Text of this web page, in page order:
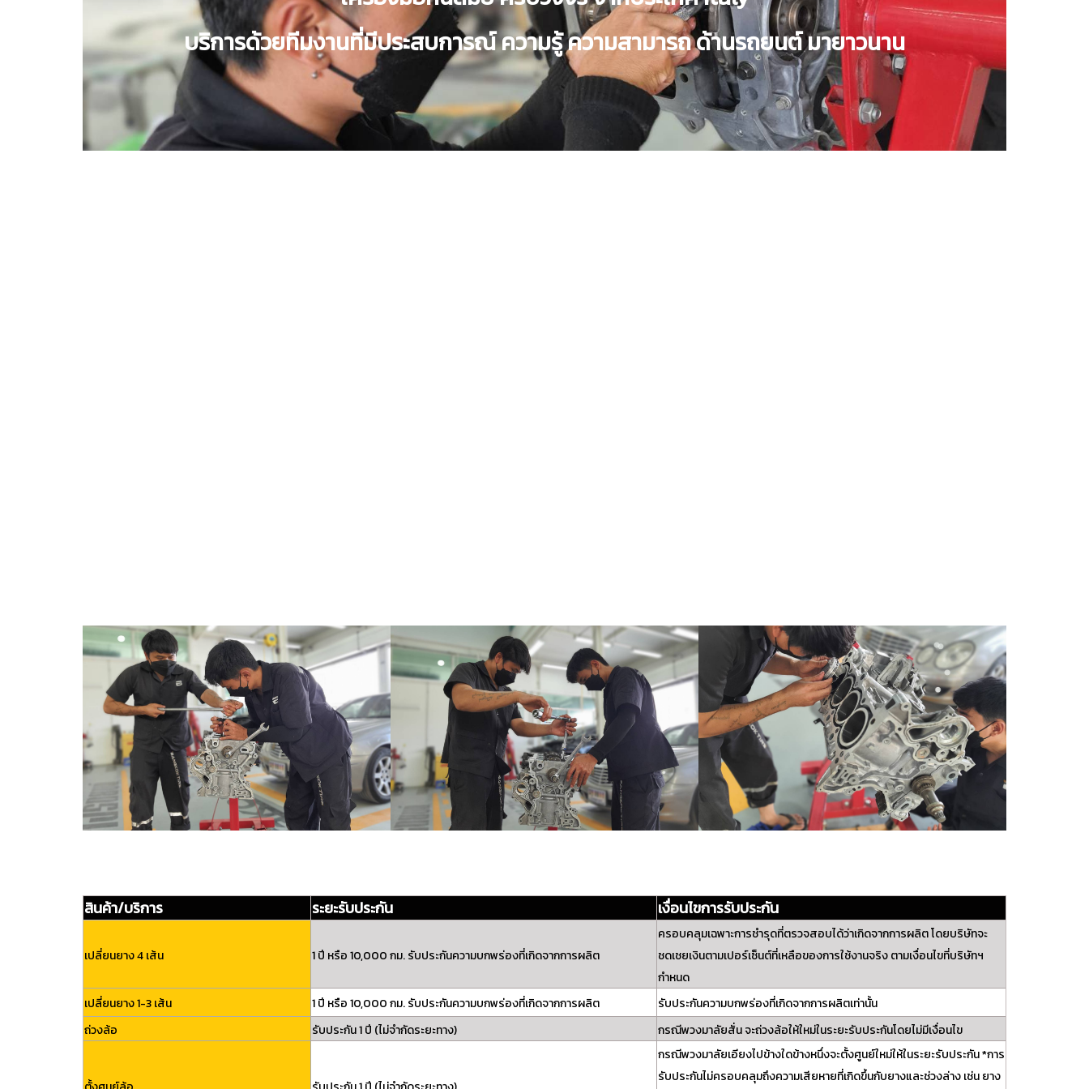
บริการด้วยทีมงานที่มีประสบการณ์ ความรู้ ความสามารถ ด้านรถยนต์ มายาวนาน
สินค้า/บริการ ระยะรับประกัน เงื่อนไขการรับประกัน
เปลี่ยนยาง 4 เส้น 1 ปี หรือ 10,000 กม. รับประกันความบกพร่องที่เกิดจากการผลิต
ครอบคลุมเฉพาะการชำรุดที่ตรวจสอบได้ว่าเกิดจากการผลิต โดยบริษัทจะ
ชดเชยเงินตามเปอร์เซ็นต์ที่เหลือของการใช้งานจริง ตามเงื่อนไขที่บริษัทฯ
กำหนด
เปลี่ยนยาง 1-3 เส้น
1 ปี หรือ 10,000 กม. รับประกันความบกพร่องที่เกิดจากการผลิต
รับประกันความบกพร่องที่เกิดจากการผลิตเท่านั้น
ถ่วงล้อ
รับประกัน 1 ปี (ไม่จำกัดระยะทาง) กรณีพวงมาลัยสั่น จะถ่วงล้อให้ใหม่ในระยะรับประกันโดยไม่มีเงื่อนไข
กรณีพวงมาลัยเอียงไปข้างใดข้างหนึ่งจะตั้งศูนย์ใหม่ให้ในระยะรับประกัน *การ
รับประกันไม่ครอบคลุมถึงความเสียหายที่เกิดขึ้นกับยางและช่วงล่าง เช่น ยาง